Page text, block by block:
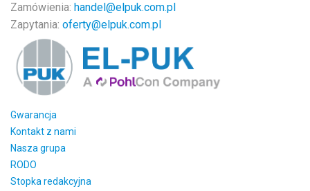
Zamówienia: handel@elpuk.com.pl
Zapytania: oferty@elpuk.com.pl
Gwarancja
Kontakt z nami
Nasza grupa
RODO
Stopka redakcyjna